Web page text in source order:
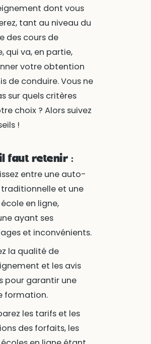
dont vous
tant au niveau du
des cours de
qui va, en partie,
votre obtention
de conduire. Vous ne
sur quels critères
choix ? Alors suivez
!
faut retenir :
entre une auto-
et une
en ligne,
ayant ses
et inconvénients.
la qualité de
et les avis
pour garantir une
formation.
les tarifs et les
des forfaits, les